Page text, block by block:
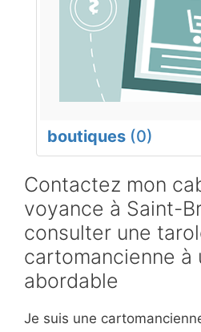
boutiques (0)
Contactez mon
voyance à Saint-
consulter une
cartomancienne à
abordable
Je suis une